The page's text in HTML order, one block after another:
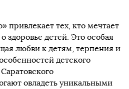
привлекает тех, кто мечтает
здоровье детей. Это особая
любви к детям, терпения и
детского
овладеть уникальными